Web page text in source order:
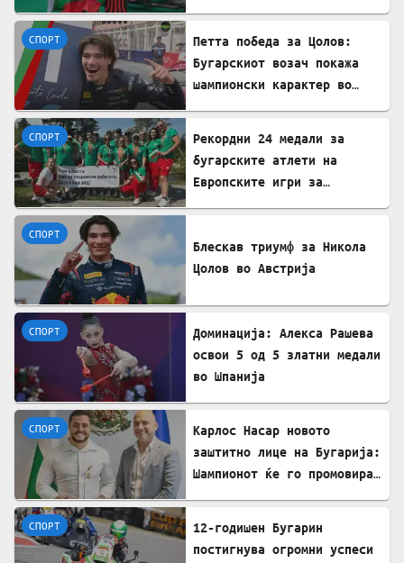
СПОРТ
Петта победа за Цолов:
Бугарскиот возач покажа
шампионски карактер во
СПОРТ
Рекордни 24 медали за
бугарските атлети на
Европските игри за
СПОРТ
Блескав триумф за Никола
Цолов во Австрија
СПОРТ
Доминација: Алекса Рашева
освои 5 од 5 златни медали
во Шпанија
СПОРТ
Карлос Насар новото
заштитно лице на Бугарија:
Шампионот ќе го промовира
СПОРТ
12-годишен Бугарин
постигнува огромни успеси